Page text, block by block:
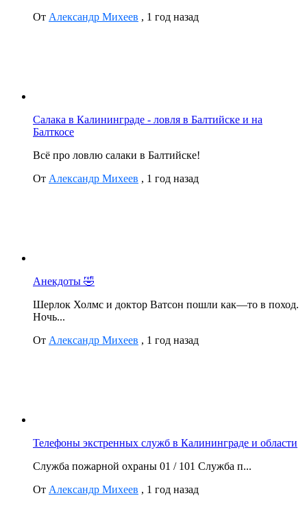
От Александр Михеев , 1 год назад
Салака в Калининграде - ловля в Балтийске и на
Балткосе
Всё про ловлю салаки в Балтийске!
От Александр Михеев , 1 год назад
Анекдоты 🤣
Шерлок Холмс и доктор Ватсон пошли как—то в поход.
Ночь...
От Александр Михеев , 1 год назад
Телефоны экстренных служб в Калининграде и области
Служба пожарной охраны 01 / 101 Служба п...
От Александр Михеев , 1 год назад